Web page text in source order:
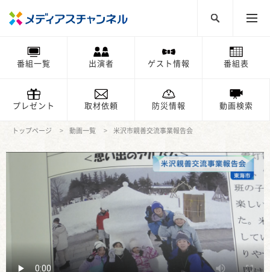
番組一覧 出演者 ゲスト情報 番組表
プレゼント 取材依頼 防災情報 動画検索
トップページ 動画一覧 米沢市親善交流事業報告会